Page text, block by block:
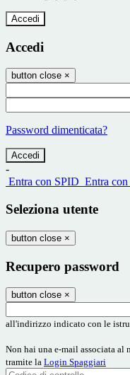
Accedi
Accedi
button close ×
Password dimenticata?
-
Entra con SPID Entra
Seleziona utente
button close ×
Recupero password
button close ×
all'indirizzo indicato con le
Non hai una e-mail associata al
tramite la Login Spaggiari